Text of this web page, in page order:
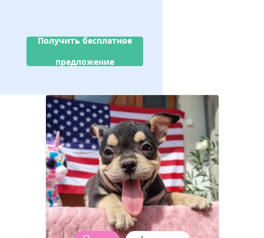
Получить бесплатное
предложение